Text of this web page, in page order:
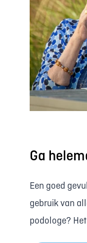
Ga
Een goed
gebruik van
podologe?